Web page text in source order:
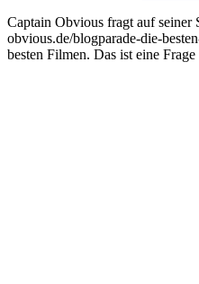
Captain Obvious fragt auf seiner Seite http://captain-
obvious.de/blogparade-die-
besten Filmen. Das ist eine